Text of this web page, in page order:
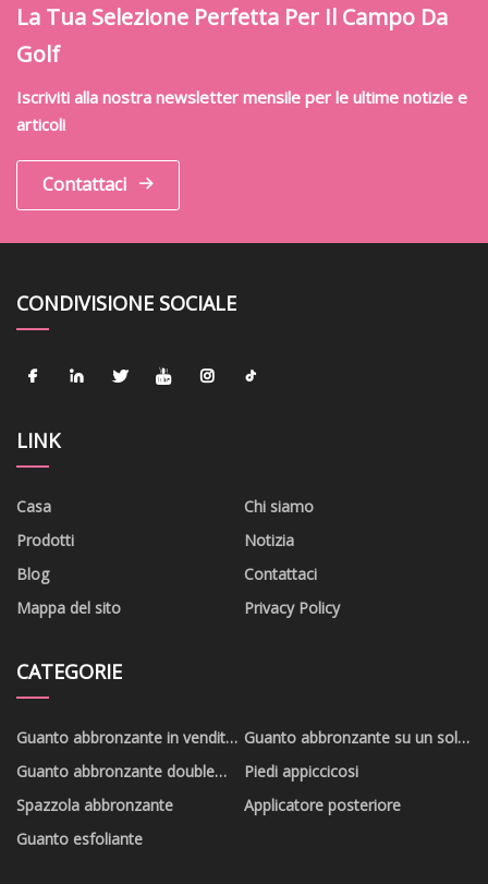
La Tua Selezione Perfetta Per Il Campo Da
Golf
Iscriviti alla nostra newsletter mensile per le ultime notizie e
articoli
Contattaci
CONDIVISIONE SOCIALE
LINK
Casa
Chi siamo
Prodotti
Notizia
Blog
Contattaci
Mappa del sito
Privacy Policy
CATEGORIE
Guanto abbronzante in vendita
calda
Guanto abbronzante su un solo
lato
Guanto abbronzante double
face
Piedi appiccicosi
Spazzola abbronzante
Applicatore posteriore
Guanto esfoliante